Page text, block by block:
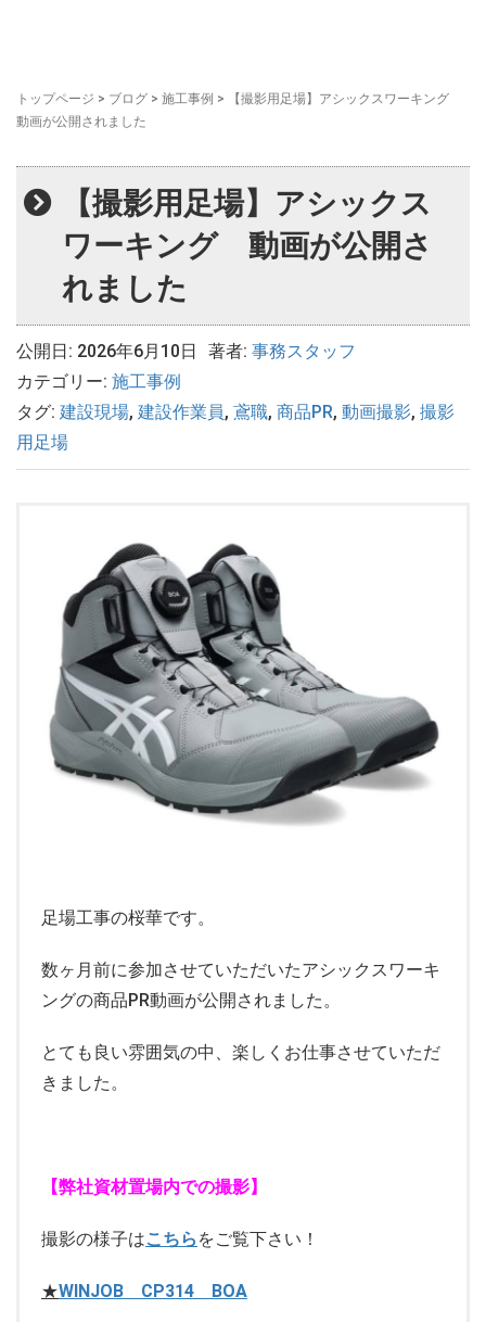
トップページ > ブログ > 施工事例 >
【撮影用足場】アシックスワーキング
動画が公開されました
【撮影用足場】アシックス
ワーキング 動画が公開さ
れました
公開日: 2026年6月10日 著者: 事務スタッフ
カテゴリー: 施工事例
タグ: 建設現場, 建設作業員, 鳶職, 商品PR, 動画撮影, 撮影
用足場
足場工事の桜華です。
数ヶ月前に参加させていただいたアシックスワーキ
ングの商品PR動画が公開されました。
とても良い雰囲気の中、楽しくお仕事させていただ
きました。
【弊社資材置場内での撮影】
撮影の様子はこちら をご覧下さい！
★WINJOB CP314 BOA